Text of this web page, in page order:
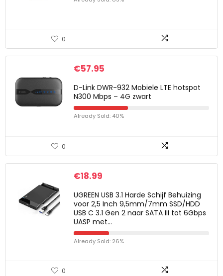
0
€57.95
D-Link DWR-932 Mobiele LTE hotspot
N300 Mbps – 4G zwart
Already Sold: 40%
0
€18.99
UGREEN USB 3.1 Harde Schijf Behuizing
voor 2,5 Inch 9,5mm/7mm SSD/HDD
USB C 3.1 Gen 2 naar SATA III tot 6Gbps
UASP met…
Already Sold: 26%
0